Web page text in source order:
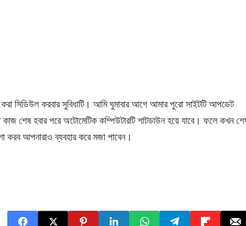
সিডিউল করবার সুবিধাটি। আমি ঘুমাবার আগে আমার পুরো সাইটটি আপডেট
শেষ হবার পরে অটোমেটিক কম্পিউটারটি শাটডাউন হয়ে যাবে। ফলে কখন
আপনারাও ব্যবহার করে মজা পাবেন।